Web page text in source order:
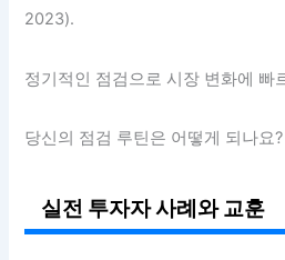
2023).
정기적인 점검으로 시장 변화에 빠
당신의 점검 루틴은 어떻게 되나요?
실전 투자자 사례와 교훈